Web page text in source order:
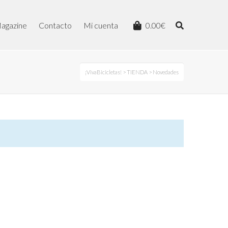
0.00€
Contacto Mi cuenta
¡VivaBicicletas! >TIENDA > Novedades